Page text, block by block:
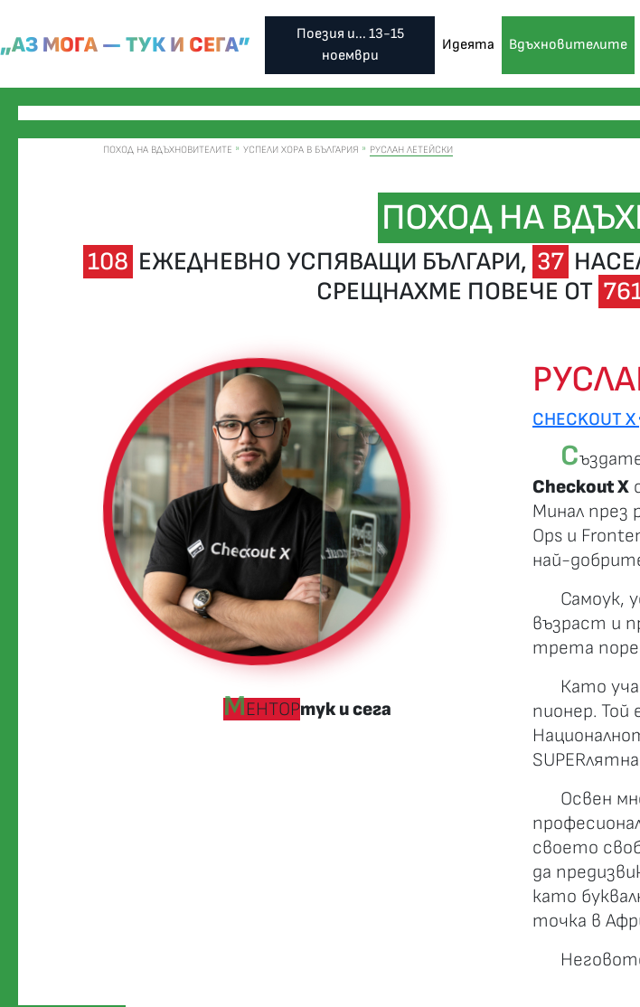
„АЗ МОГА — ТУК И СЕГА”
Поезия и... 13-15
ноември
Идеята Вдъхновителите
ПОХОД НА ВДЪХНОВИТЕЛИТЕ УСПЕЛИ ХОРА В БЪЛГАРИЯ РУСЛАН ЛЕТЕЙСКИ
ПОХОД НА
108 ЕЖЕДНЕВНО УСПЯВАЩИ БЪЛГАРИ, 37
СРЕЩНАХМЕ ПОВЕЧЕ ОТ
МЕНТОРтук и сега
CHECKOUT X
С
Checkout X
Минал през
Ops и
най-
Самоук,
възраст и
трета
Като
пионер.
Освен
своето
да
като
точка в